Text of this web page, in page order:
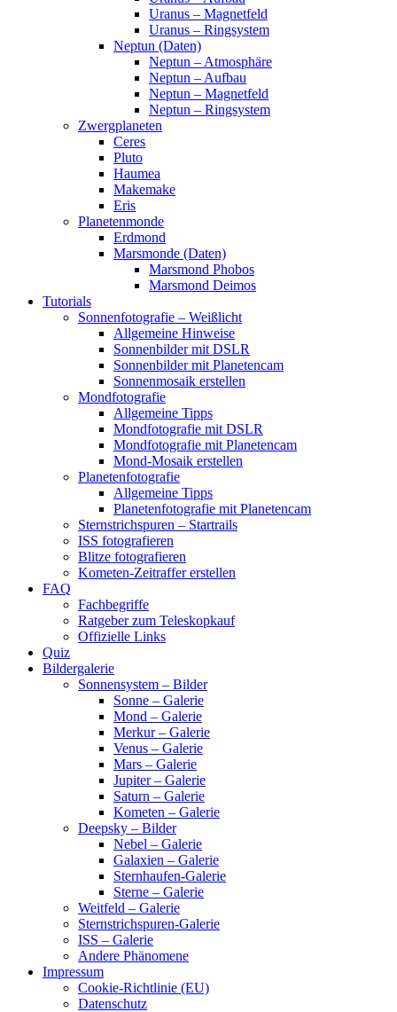
Uranus – Magnetfeld
Uranus – Ringsystem
Neptun (Daten)
Neptun – Atmosphäre
Neptun – Aufbau
Neptun – Magnetfeld
Neptun – Ringsystem
Zwergplaneten
Ceres
Pluto
Haumea
Makemake
Eris
Planetenmonde
Erdmond
Marsmonde (Daten)
Marsmond Phobos
Marsmond Deimos
Tutorials
Sonnenfotografie – Weißlicht
Allgemeine Hinweise
Sonnenbilder mit DSLR
Sonnenbilder mit Planetencam
Sonnenmosaik erstellen
Mondfotografie
Allgemeine Tipps
Mondfotografie mit DSLR
Mondfotografie mit Planetencam
Mond-Mosaik erstellen
Planetenfotografie
Allgemeine Tipps
Planetenfotografie mit Planetencam
Sternstrichspuren – Startrails
ISS fotografieren
Blitze fotografieren
Kometen-Zeitraffer erstellen
FAQ
Fachbegriffe
Ratgeber zum Teleskopkauf
Offizielle Links
Quiz
Bildergalerie
Sonnensystem – Bilder
Sonne – Galerie
Mond – Galerie
Merkur – Galerie
Venus – Galerie
Mars – Galerie
Jupiter – Galerie
Saturn – Galerie
Kometen – Galerie
Deepsky – Bilder
Nebel – Galerie
Galaxien – Galerie
Sternhaufen-Galerie
Sterne – Galerie
Weitfeld – Galerie
Sternstrichspuren-Galerie
ISS – Galerie
Andere Phänomene
Impressum
Cookie-Richtlinie (EU)
Datenschutz